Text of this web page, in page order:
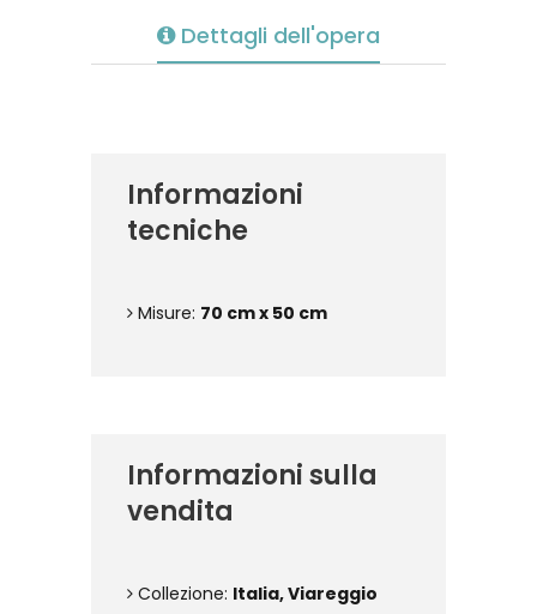
Dettagli dell'opera
Informazioni
tecniche
Misure: 70 cm x 50 cm
Informazioni sulla
vendita
Collezione: Italia, Viareggio